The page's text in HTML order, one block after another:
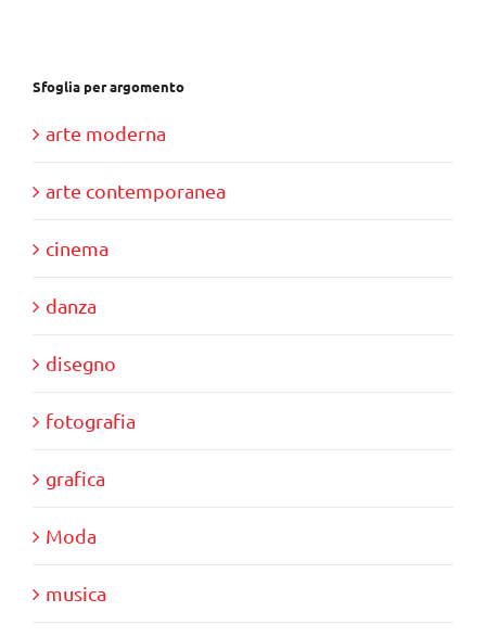
Sfoglia per argomento
arte moderna
arte contemporanea
cinema
danza
disegno
fotografia
grafica
Moda
musica